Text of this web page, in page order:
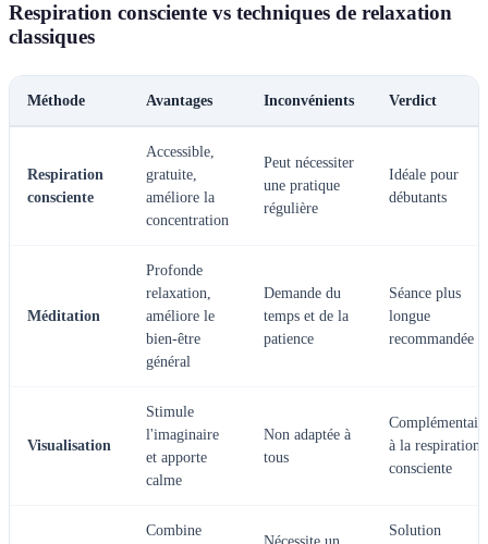
Respiration consciente vs techniques de relaxation
classiques
Méthode Avantages Inconvénients Verdict
Respiration
consciente
Accessible,
gratuite,
améliore la
concentration
Peut nécessiter
une pratique
régulière
Idéale pour
débutants
Méditation
Profonde
relaxation,
améliore le
bien-être
général
Demande du
temps et de la
patience
Séance plus
longue
recommandée
Visualisation
Stimule
l'imaginaire
et apporte
calme
Non adaptée à
tous
à la respiration
consciente
Combine Solution